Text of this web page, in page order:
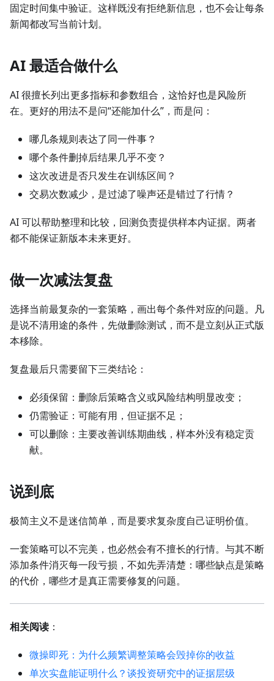
固定时间集中验证。这样既没有拒绝新信息，也不会让每条
新闻都改写当前计划。
AI 最适合做什么
AI 很擅长列出更多指标和参数组合，这恰好也是风险所
在。更好的用法不是问“还能加什么”，而是问：
哪几条规则表达了同一件事？
哪个条件删掉后结果几乎不变？
这次改进是否只发生在训练区间？
交易次数减少，是过滤了噪声还是错过了行情？
AI 可以帮助整理和比较，回测负责提供样本内证据。两者
都不能保证新版本未来更好。
做一次减法复盘
选择当前最复杂的一套策略，画出每个条件对应的问题。凡
是说不清用途的条件，先做删除测试，而不是立刻从正式版
本移除。
复盘最后只需要留下三类结论：
必须保留：删除后策略含义或风险结构明显改变；
仍需验证：可能有用，但证据不足；
可以删除：主要改善训练期曲线，样本外没有稳定贡
献。
说到底
极简主义不是迷信简单，而是要求复杂度自己证明价值。
一套策略可以不完美，也必然会有不擅长的行情。与其不断
添加条件消灭每一段亏损，不如先弄清楚：哪些缺点是策略
的代价，哪些才是真正需要修复的问题。
相关阅读 ：
微操即死：为什么频繁调整策略会毁掉你的收益
单次实盘能证明什么？谈投资研究中的证据层级